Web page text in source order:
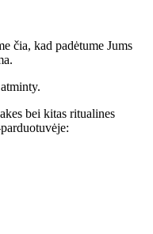
čia, kad padėtume Jums
bei kitas ritualines